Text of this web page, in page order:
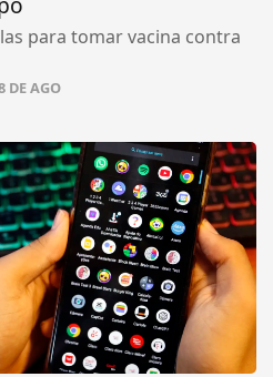
para tomar vacina contra
DE AGO